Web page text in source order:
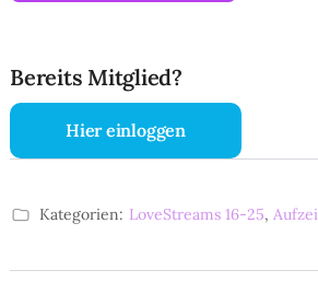
Bereits Mitglied?
Hier einloggen
Kategorien: LoveStreams 16-25,